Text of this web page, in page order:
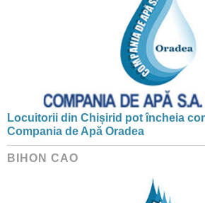
Locuitorii din Chișirid pot încheia
Compania de Apă Oradea
BIHON CAO